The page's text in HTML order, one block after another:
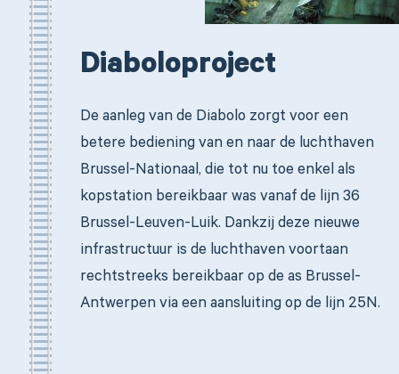
Diaboloproject
De aanleg van de Diabolo zorgt voor een
betere bediening van en naar de luchthaven
Brussel-Nationaal, die tot nu toe enkel als
kopstation bereikbaar was vanaf de lijn 36
Brussel-Leuven-Luik. Dankzij deze nieuwe
infrastructuur is de luchthaven voortaan
rechtstreeks bereikbaar op de as Brussel-
Antwerpen via een aansluiting op de lijn 25N.